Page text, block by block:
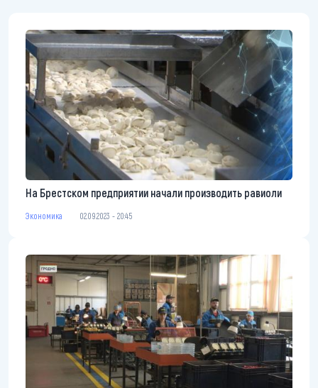
На Брестском предприятии начали производить равиоли
Экономика 02.09.2023 - 20:45